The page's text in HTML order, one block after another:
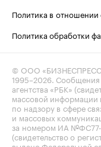
Политика в
Политика обработки
© ООО
1995–2026.
агентства «РБК»
массовой информации
по надзору в сфере
и массовых
за номером ИА №ФС77-
(свидетельство о